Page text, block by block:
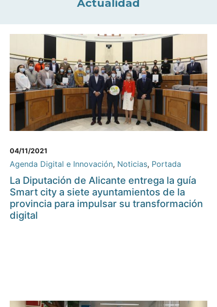
Actualidad
04/11/2021
Agenda Digital e Innovación, Noticias, Portada
La Diputación de Alicante entrega la guía
Smart city a siete ayuntamientos de la
provincia para impulsar su transformación
digital